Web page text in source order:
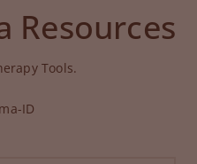
Resources
Tools.
ID